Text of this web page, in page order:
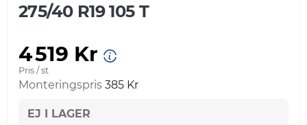
275/40 R19 105 T
4 519 Kr
Pris / st
Monteringspris 385 Kr
EJ I LAGER